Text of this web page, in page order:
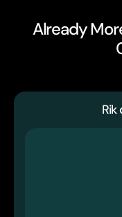
Already
Rik